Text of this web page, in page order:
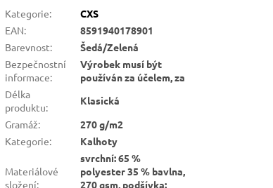
Kategorie:
CXS
EAN:
8591940178901
Barevnost:
Šedá/Zelená
Bezpečnostní
informace:
Výrobek musí být
používán za účelem, za
Délka
produktu:
Klasická
Gramáž:
270 g/m2
Kategorie: Kalhoty
Materiálové
složení:
svrchní: 65 %
polyester 35 % bavlna,
270 gsm, podšívka: